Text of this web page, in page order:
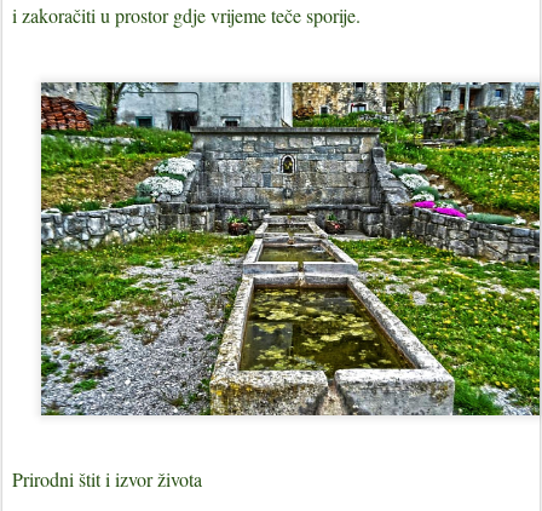
i zakoračiti u prostor gdje vrijeme teče sporije.
Prirodni štit i izvor života